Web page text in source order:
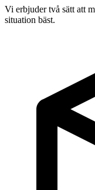
Vi erbjuder två sätt att
situation bäst.